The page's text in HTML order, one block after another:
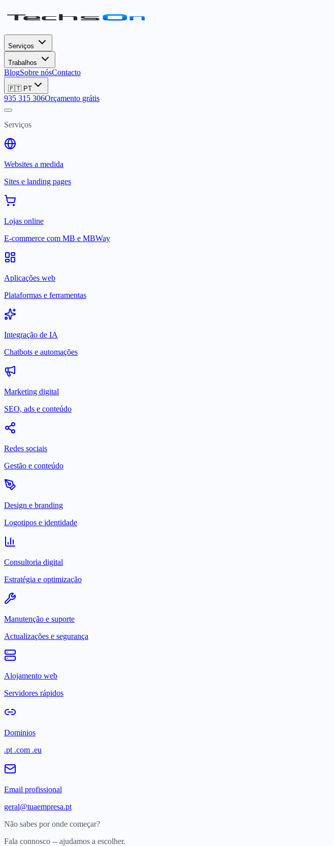
Serviços
Trabalhos
BlogSobre nósContacto
🇵🇹 PT
935 315 306Orçamento grátis
Serviços
Websites a medida
Sites e landing pages
Lojas online
E-commerce com MB e MBWay
Aplicações web
Plataformas e ferramentas
Integração de IA
Chatbots e automações
Marketing digital
SEO, ads e conteúdo
Redes sociais
Gestão e conteúdo
Design e branding
Logotipos e identidade
Consultoria digital
Estratégia e optimização
Manutenção e suporte
Actualizações e segurança
Alojamento web
Servidores rápidos
Dominios
.pt .com .eu
Email profissional
geral@tuaempresa.pt
Não sabes por onde começar?
Fala connosco -- ajudamos a escolher.